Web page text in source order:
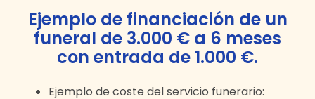
Ejemplo de financiación de un
funeral de 3.000 € a 6 meses
con entrada de 1.000 €.
Ejemplo de coste del servicio funerario: